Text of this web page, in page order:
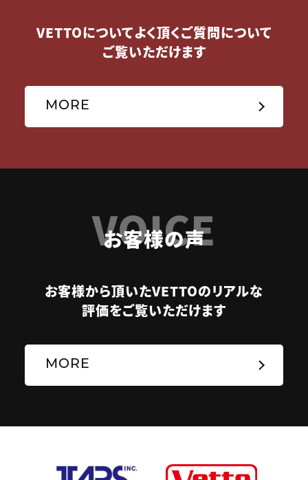
VETTOについてよく頂くご質問について
ご覧いただけます
MORE
VOICE
お客様の声
お客様から頂いたVETTOのリアルな
評価をご覧いただけます
MORE